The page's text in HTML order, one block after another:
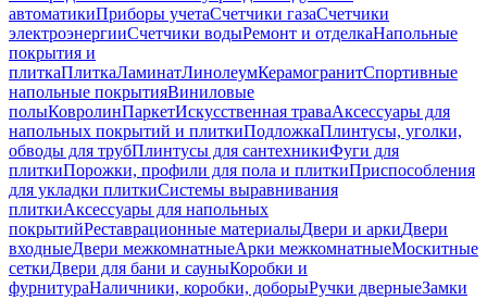
автоматикиПриборы учетаСчетчики газаСчетчики
электроэнергииСчетчики водыРемонт и отделкаНапольные
покрытия и
плиткаПлиткаЛаминатЛинолеумКерамогранитСпортивные
напольные покрытияВиниловые
полыКовролинПаркетИскусственная траваАксессуары для
напольных покрытий и плиткиПодложкаПлинтусы, уголки,
обводы для трубПлинтусы для сантехникиФуги для
плиткиПорожки, профили для пола и плиткиПриспособления
для укладки плиткиСистемы выравнивания
плиткиАксессуары для напольных
покрытийРеставрационные материалыДвери и аркиДвери
входныеДвери межкомнатныеАрки межкомнатныеМоскитные
сеткиДвери для бани и сауныКоробки и
фурнитураНаличники, коробки, доборыРучки дверныеЗамки